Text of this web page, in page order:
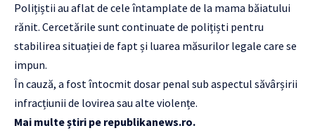
Polițiștii au aflat de cele întamplate de la mama băiatului
rănit. Cercetările sunt continuate de polițiști pentru
stabilirea situației de fapt și luarea măsurilor legale care se
impun.
În cauză, a fost întocmit dosar penal sub aspectul săvârșirii
infracțiunii de lovirea sau alte violențe.
Mai multe știri pe republikanews.ro.